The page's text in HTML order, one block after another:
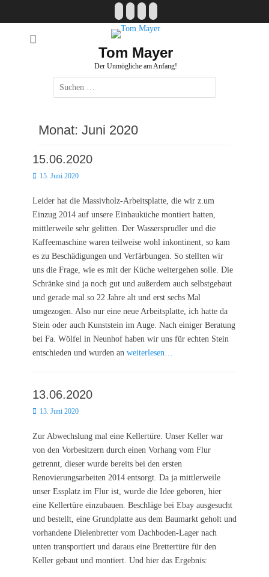
Mail
Tom Mayer
Der Unmögliche am Anfang!
Suche
nach:
Monat: Juni 2020
15.06.2020
Posted
15. Juni 2020
Leider hat die Massivholz-Arbeitsplatte, die wir z.um
Einzug 2014 auf unsere Einbauküche montiert hatten,
mittlerweile sehr gelitten. Der Wassersprudler und die
Kaffeemaschine waren teilweise wohl inkontinent, so kam
es zu Beschädigungen und Verfärbungen. So stellten wir
uns die Frage, wie es mit der Küche weitergehen solle. Die
Schränke sind ja noch gut und außerdem auch selbstgebaut
und gerade mal so 22 Jahre alt und erst sechs Mal
umgezogen. Also nur eine neue Arbeitsplatte, ich hatte da
Stein oder auch Kunststein im Auge. Nach einiger Beratung
bei Fa. Wölfel in Neunhof haben wir uns für echten Stein
entschieden und wurden an weiterlesen…
13.06.2020
Posted
13. Juni 2020
Zur Abwechslung mal eine Kellertüre. Unser Keller war
von den Vorbesitzern durch einen Vorhang vom Flur
getrennt, dieser wurde bereits bei den ersten
Renovierungsarbeiten 2014 entsorgt. Da ja mittlerweile
unser Essplatz im Flur ist, wurde die Idee geboren, hier
eine Kellertüre einzubauen. Beschläge bei Ebay ausgesucht
und bestellt, eine Grundplatte aus dem Baumarkt geholt und
vorhandene Dielenbretter vom Dachboden-Lager nach
unten transportiert und daraus eine Brettertüre für den
Keller gebaut und montiert. Und hier das Ergebnis: